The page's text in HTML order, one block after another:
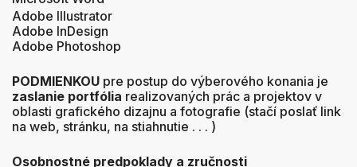
Adobe Illustrator
Adobe InDesign
Adobe Photoshop
PODMIENKOU pre postup do výberového konania je
zaslanie portfólia realizovaných prác a projektov v
oblasti grafického dizajnu a fotografie (stačí poslať link
na web, stránku, na stiahnutie . . . )
Osobnostné predpoklady a zručnosti